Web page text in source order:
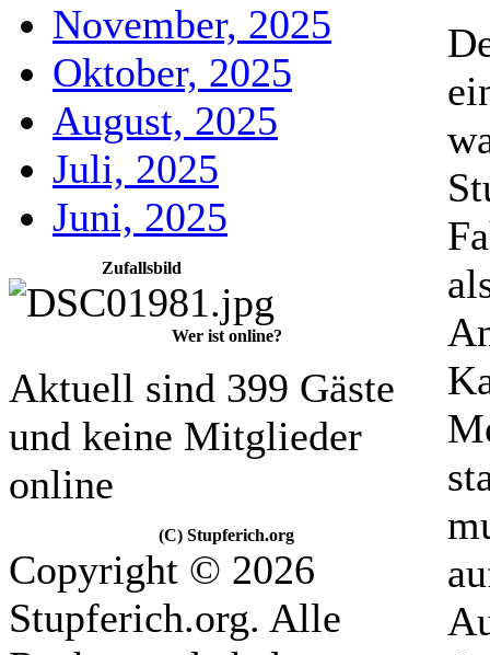
November, 2025
Oktober, 2025
August, 2025
Juli, 2025
Juni, 2025
Zufallsbild
Wer ist online?
Aktuell sind 399 Gäste
und keine Mitglieder
online
(C) Stupferich.org
Copyright © 2026
Stupferich.org. Alle